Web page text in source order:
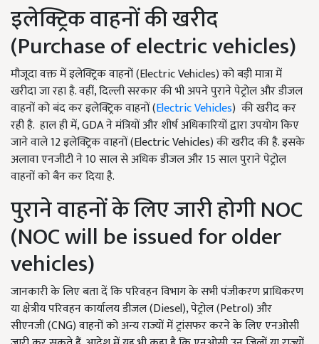
इलेक्ट्रिक वाहनों की खरीद
(Purchase of electric vehicles)
मौजूदा वक्त में इलेक्ट्रिक वाहनों (Electric Vehicles) को बड़ी मात्रा में
खरीदा जा रहा है. वहीं, दिल्ली सरकार की भी अपने पुराने पेट्रोल और डीजल
वाहनों को बंद कर इलेक्ट्रिक वाहनों (Electric Vehicles) की खरीद कर
रही है. हाल ही में, GDA ने मंत्रियों और शीर्ष अधिकारियों द्वारा उपयोग किए
जाने वाले 12 इलेक्ट्रिक वाहनों (Electric Vehicles) की खरीद की है. इसके
अलावा एनजीटी ने 10 साल से अधिक डीजल और 15 साल पुराने पेट्रोल
वाहनों को बैन कर दिया है.
पुराने वाहनों के लिए जारी होगी NOC
(NOC will be issued for older
vehicles)
जानकारी के लिए बता दें कि परिवहन विभाग के सभी पंजीकरण प्राधिकरण
या क्षेत्रीय परिवहन कार्यालय डीजल (Diesel), पेट्रोल (Petrol) और
सीएनजी (CNG) वाहनों को अन्य राज्यों में ट्रांसफर करने के लिए एनओसी